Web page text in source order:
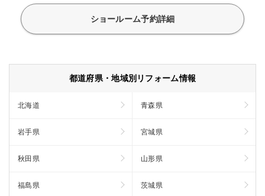
ショールーム予約詳細
都道府県・地域別リフォーム情報
北海道 青森県
岩手県 宮城県
秋田県 山形県
福島県 茨城県